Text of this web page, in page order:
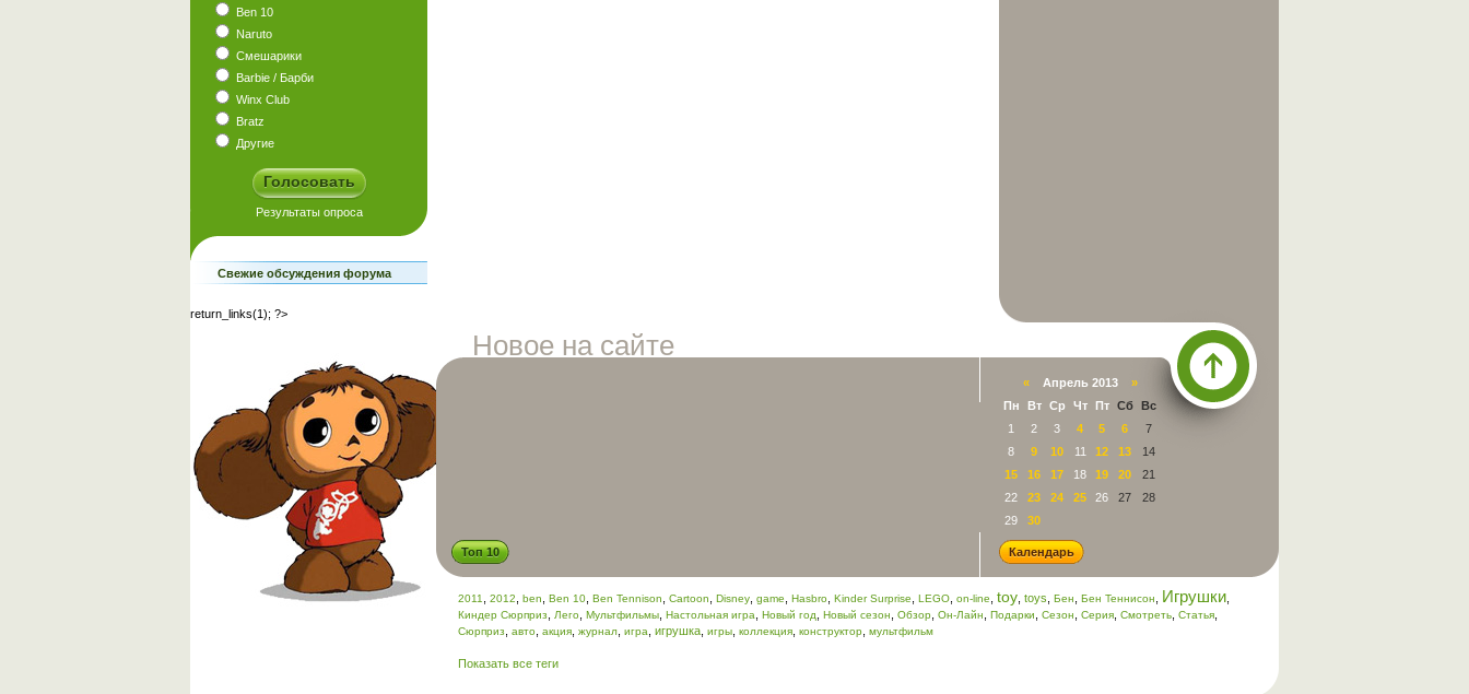
Ben 10
Naruto
Смешарики
Barbie / Барби
Winx Club
Bratz
Другие
Свежие обсуждения форума
return_links(1); ?>
Наверх
Новое на сайте
«Апрель 2013 »
Пн
Вт Ср Чт Пт Сб
Вс
1
2 3 4 5 6
7
8
9 10 11 12 13
14
15
16 17 18 19 20
21
22
23 24 25 26 27
28
29
30
Топ 10 Календарь
2011 2012 ben Ben 10 Ben Tennison Cartoon Disney game Hasbro Kinder Surprise LEGO on-line toy toys Бен Бен Теннисон Игрушки
Киндер Сюрприз Лего Мультфильмы Настольная игра Новый год Новый сезон Обзор Он-Лайн Подарки Сезон Серия Смотреть Статья
Сюрприз авто акция журнал игра игрушка игры коллекция конструктор мультфильм
Показать все теги